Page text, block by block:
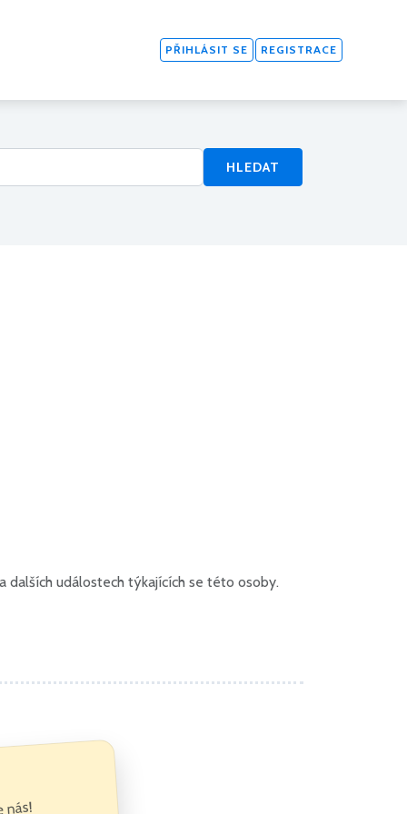
PŘIHLÁSIT SE REGISTRACE
HLEDAT
dalších událostech týkajících se této osoby.